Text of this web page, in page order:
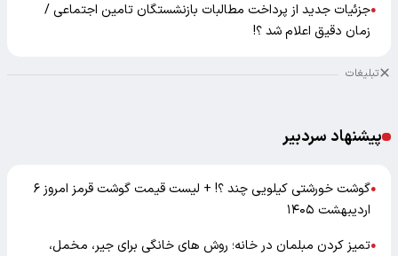
●جزئیات جدید از پرداخت مطالبات بازنشستگان تامین اجتماعی /
زمان دقیق اعلام شد ؟!
تبلیغات
پیشنهاد سردبیر
●
گوشت خورشتی کیلویی چند ؟! + لیست قیمت گوشت قرمز امروز ۶
اردیبهشت ۱۴۰۵
●تمیز کردن مبلمان در خانه؛ روش های خانگی برای جیر، مخمل،